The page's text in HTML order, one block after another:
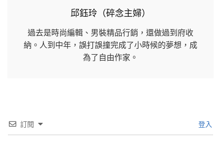
邱鈺玲（碎念主婦）
過去是時尚編輯、男裝精品行銷，還做過到府收
納。人到中年，誤打誤撞完成了小時候的夢想，成
為了自由作家。
訂閱 登入